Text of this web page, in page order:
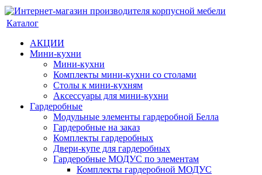
Каталог
АКЦИИ
Мини-кухни
Мини-кухни
Комплекты мини-кухни со столами
Столы к мини-кухням
Аксессуары для мини-кухни
Гардеробные
Модульные элементы гардеробной Белла
Гардеробные на заказ
Комплекты гардеробных
Двери-купе для гардеробных
Гардеробные МОДУС по элементам
Комплекты гардеробной МОДУС